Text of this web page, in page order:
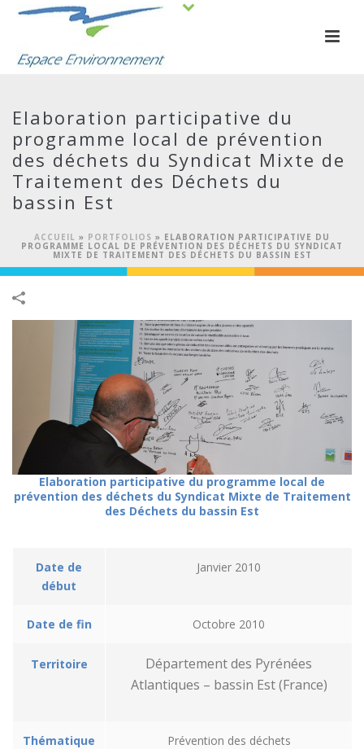
Elaboration participative du
programme local de prévention
des déchets du Syndicat Mixte de
Traitement des Déchets du
bassin Est
ACCUEIL » PORTFOLIOS » ELABORATION PARTICIPATIVE DU
PROGRAMME LOCAL DE PRÉVENTION DES DÉCHETS DU SYNDICAT
MIXTE DE TRAITEMENT DES DÉCHETS DU BASSIN EST
Elaboration participative du programme local de
prévention des déchets du Syndicat Mixte de Traitement
des Déchets du bassin Est
Date de
début
Janvier 2010
Date de fin Octobre 2010
Territoire
Département des Pyrénées
Atlantiques – bassin Est (France)
Thématique Prévention des déchets